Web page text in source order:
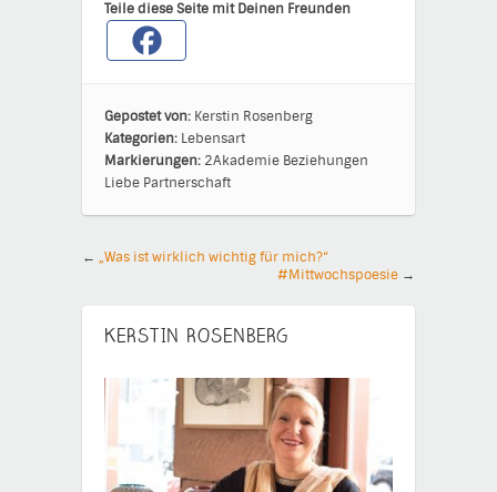
Teile diese Seite mit Deinen Freunden
Gepostet von: Kerstin Rosenberg
Kategorien: Lebensart
Markierungen: 2Akademie Beziehungen
Liebe Partnerschaft
← „Was ist wirklich wichtig für mich?“
#Mittwochspoesie →
KERSTIN ROSENBERG